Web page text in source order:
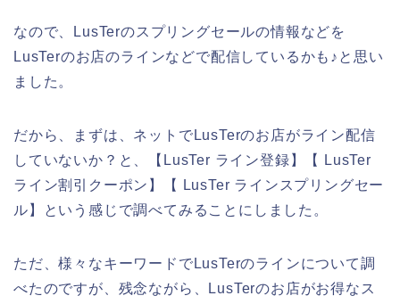
なので、LusTerのスプリングセールの情報などを
LusTerのお店のラインなどで配信しているかも♪と思い
ました。
だから、まずは、ネットでLusTerのお店がライン配信
していないか？と、【LusTer ライン登録】【 LusTer
ライン割引クーポン】【 LusTer ラインスプリングセー
ル】という感じで調べてみることにしました。
ただ、様々なキーワードでLusTerのラインについて調
べたのですが、残念ながら、LusTerのお店がお得なス